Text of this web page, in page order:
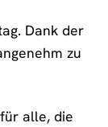
Dank der
zu
alle, die